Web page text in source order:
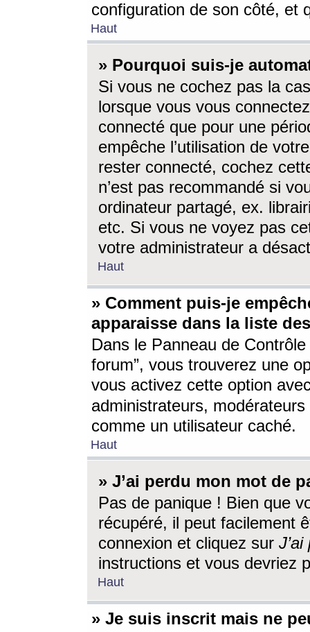
configuration de son côté, et
Haut
» Pourquoi suis-je
Si vous ne cochez pas la
lorsque vous vous
connecté que pour une
empêche l’utilisation de
rester connecté, cochez
n’est pas recommandé si
ordinateur partagé, ex.
etc. Si vous ne voyez pas
votre administrateur a
Haut
» Comment puis-je
apparaisse dans la liste
Dans le Panneau de
forum”, vous trouverez une
vous activez cette option
administrateurs,
comme un utilisateur caché.
Haut
» J’ai perdu mon mot de
Pas de panique ! Bien que
récupéré, il peut facilement
connexion et cliquez sur
instructions et vous devriez
Haut
» Je suis inscrit mais ne